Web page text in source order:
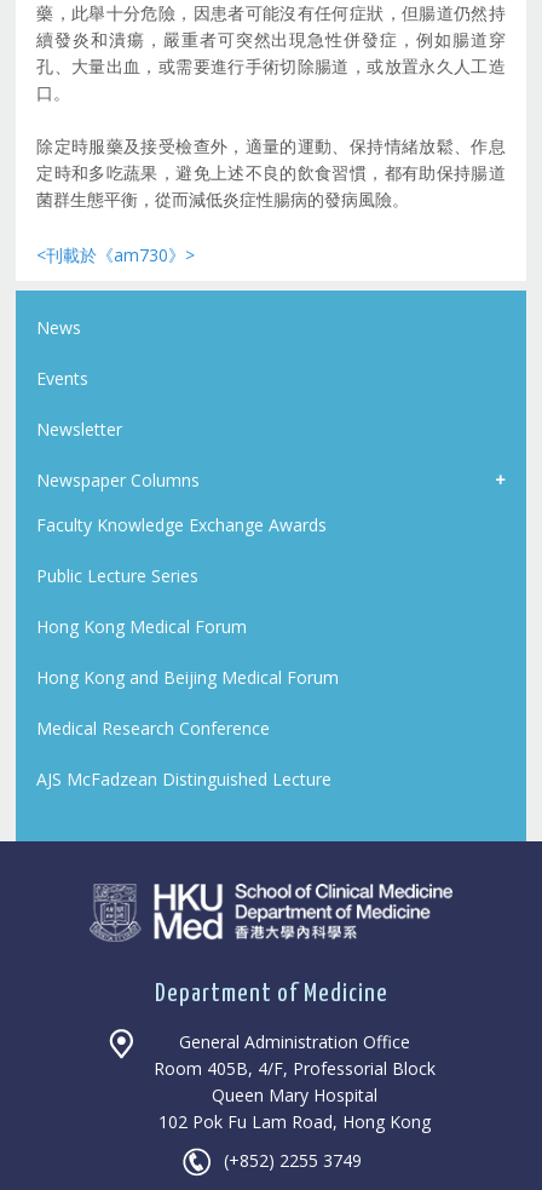
藥，此舉十分危險，因患者可能沒有任何症狀，但腸道仍然持
續發炎和潰瘍，嚴重者可突然出現急性併發症，例如腸道穿
孔、大量出血，或需要進行手術切除腸道，或放置永久人工造
口。
除定時服藥及接受檢查外，適量的運動、保持情緒放鬆、作息
定時和多吃蔬果，避免上述不良的飲食習慣，都有助保持腸道
菌群生態平衡，從而減低炎症性腸病的發病風險。
<刊載於《am730》>
News
Events
Newsletter
Newspaper Columns
Faculty Knowledge Exchange Awards
Public Lecture Series
Hong Kong Medical Forum
Hong Kong and Beijing Medical Forum
Medical Research Conference
AJS McFadzean Distinguished Lecture
Department of Medicine
General Administration Office
Room 405B, 4/F, Professorial Block
Queen Mary Hospital
102 Pok Fu Lam Road, Hong Kong
(+852) 2255 3749